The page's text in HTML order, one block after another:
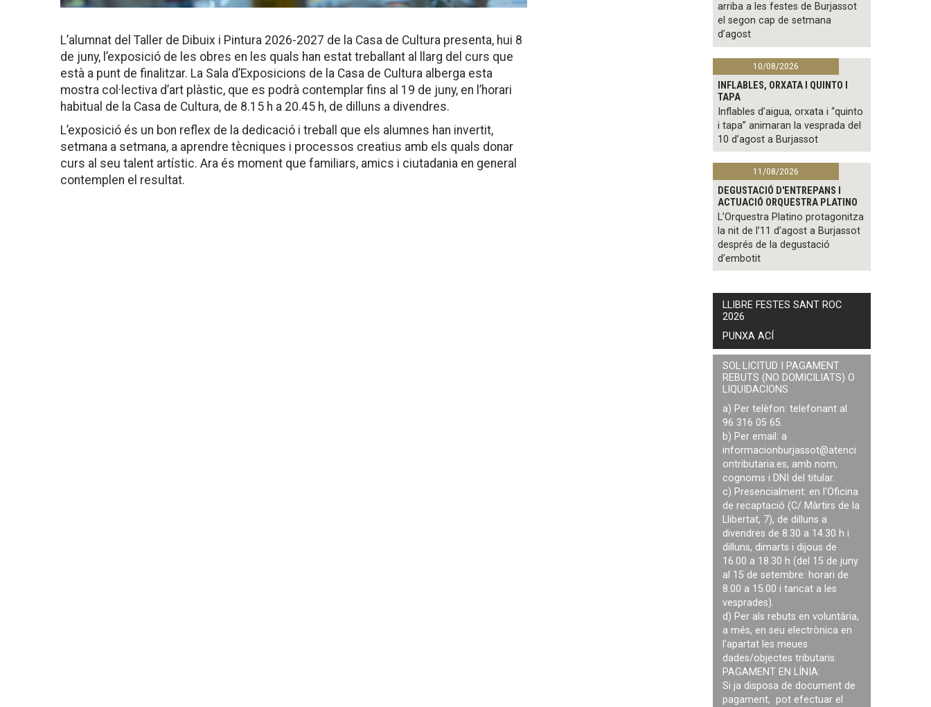
L’alumnat del Taller de Dibuix i Pintura 2026-2027 de la Casa de Cultura presenta, hui 8
de juny, l’exposició de les obres en les quals han estat treballant al llarg del curs que
està a punt de finalitzar. La Sala d’Exposicions de la Casa de Cultura alberga esta
mostra col·lectiva d’art plàstic, que es podrà contemplar fins al 19 de juny, en l’horari
habitual de la Casa de Cultura, de 8.15 h a 20.45 h, de dilluns a divendres.
L’exposició és un bon reflex de la dedicació i treball que els alumnes han invertit,
setmana a setmana, a aprendre tècniques i processos creatius amb els quals donar
curs al seu talent artístic. Ara és moment que familiars, amics i ciutadania en general
contemplen el resultat.
arriba a les festes de Burjassot
el segon cap de setmana
d’agost
10/08/2026
INFLABLES, ORXATA I QUINTO I
TAPA
Inflables d’aigua, orxata i “quinto
i tapa” animaran la vesprada del
10 d’agost a Burjassot
11/08/2026
DEGUSTACIÓ D'ENTREPANS I
ACTUACIÓ ORQUESTRA PLATINO
L’Orquestra Platino protagonitza
la nit de l’11 d’agost a Burjassot
després de la degustació
d’embotit
LLIBRE FESTES SANT ROC
2026
PUNXA ACÍ
SOL·LICITUD I PAGAMENT
REBUTS (NO DOMICILIATS) O
LIQUIDACIONS
a) Per telèfon: telefonant al
96 316 05 65.
b) Per email: a
informacionburjassot@atenci
ontributaria.es, amb nom,
cognoms i DNI del titular.
c) Presencialment: en l'Oficina
de recaptació (C/ Màrtirs de la
Llibertat, 7), de dilluns a
divendres de 8.30 a 14.30 h i
dilluns, dimarts i dijous de
16.00 a 18.30 h (del 15 de juny
al 15 de setembre: horari de
8.00 a 15.00 i tancat a les
vesprades).
d) Per als rebuts en voluntària,
a més, en seu electrònica en
l'apartat les meues
dades/objectes tributaris.
PAGAMENT EN LÍNIA:
Si ja disposa de document de
pagament, pot efectuar el